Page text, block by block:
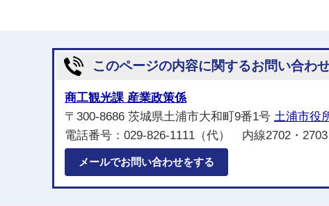
このページの内容に関するお問い合わ
商工観光課 産業政策係
〒300-8686 茨城県土浦市大和町9番1号 土浦市役
電話番号：029-826-1111（代） 内線2702・
メールでお問い合わせをする